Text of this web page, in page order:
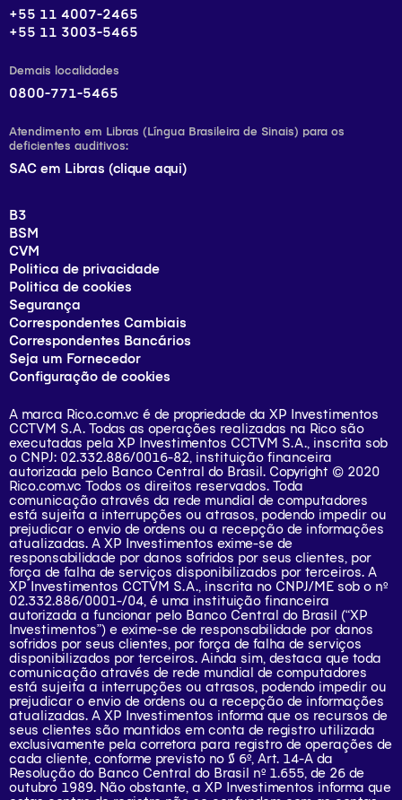
+55 11 4007-2465
+55 11 3003-5465
Demais localidades
0800-771-5465
Atendimento em Libras (Língua Brasileira de Sinais) para os
deficientes auditivos:
SAC em Libras (clique aqui)
B3
BSM
CVM
Politica de privacidade
Politica de cookies
Segurança
Correspondentes Cambiais
Correspondentes Bancários
Seja um Fornecedor
Configuração de cookies
A marca Rico.com.vc é de propriedade da XP Investimentos
CCTVM S.A. Todas as operações realizadas na Rico são
executadas pela XP Investimentos CCTVM S.A., inscrita sob
o CNPJ: 02.332.886/0016-82, instituição financeira
autorizada pelo Banco Central do Brasil. Copyright © 2020
Rico.com.vc Todos os direitos reservados. Toda
comunicação através da rede mundial de computadores
está sujeita a interrupções ou atrasos, podendo impedir ou
prejudicar o envio de ordens ou a recepção de informações
atualizadas. A XP Investimentos exime-se de
responsabilidade por danos sofridos por seus clientes, por
força de falha de serviços disponibilizados por terceiros. A
XP Investimentos CCTVM S.A., inscrita no CNPJ/ME sob o nº
02.332.886/0001-/­04, é uma instituição financeira
autorizada a funcionar pelo Banco Central do Brasil (“XP
Investimentos”) e exime-se de responsabilidade por danos
sofridos por seus clientes, por força de falha de serviços
disponibilizados por terceiros. Ainda sim, destaca que toda
comunicação através de rede mundial de computadores
está sujeita a interrupções ou atrasos, podendo impedir ou
prejudicar o envio de ordens ou a recepção de informações
atualizadas. A XP Investimentos informa que os recursos de
seus clientes são mantidos em conta de registro utilizada
exclusivamente pela corretora para registro de operações de
cada cliente, conforme previsto no § 6º, Art. 14-A da
Resolução do Banco Central do Brasil nº 1.655, de 26 de
outubro 1989. Não obstante, a XP Investimentos informa que